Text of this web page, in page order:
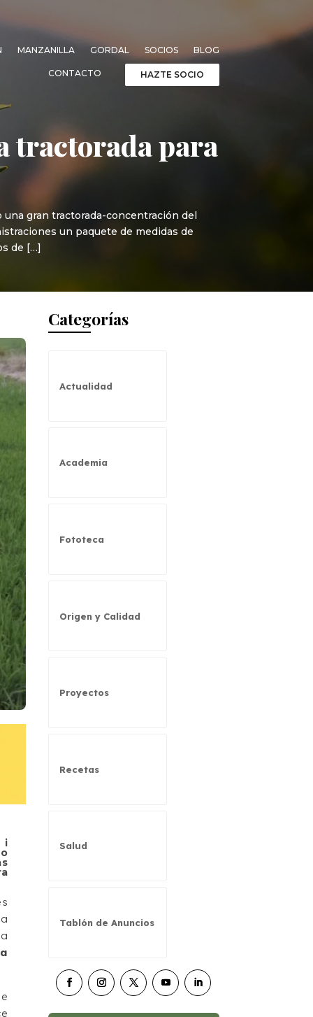
MANZANILLA GORDAL SOCIOS BLOG
CONTACTO HAZTE SOCIO
tractorada para
una gran tractorada-concentración del
un paquete de medidas de
de […]
i
Categorías
Actualidad
Academia
Fototeca
Origen y Calidad
Proyectos
Recetas
Salud
Tablón de Anuncios